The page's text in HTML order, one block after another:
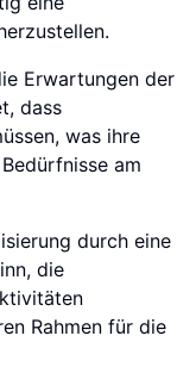
Erwartungen der
dass
was ihre
am
durch eine
die
Rahmen für die